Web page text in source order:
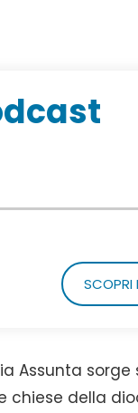
SCOPRI
Assunta
chiese della